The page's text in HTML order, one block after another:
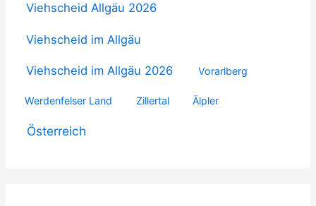
Viehscheid Allgäu 2026
Viehscheid im Allgäu
Viehscheid im Allgäu 2026 Vorarlberg
Werdenfelser Land Zillertal Älpler
Österreich